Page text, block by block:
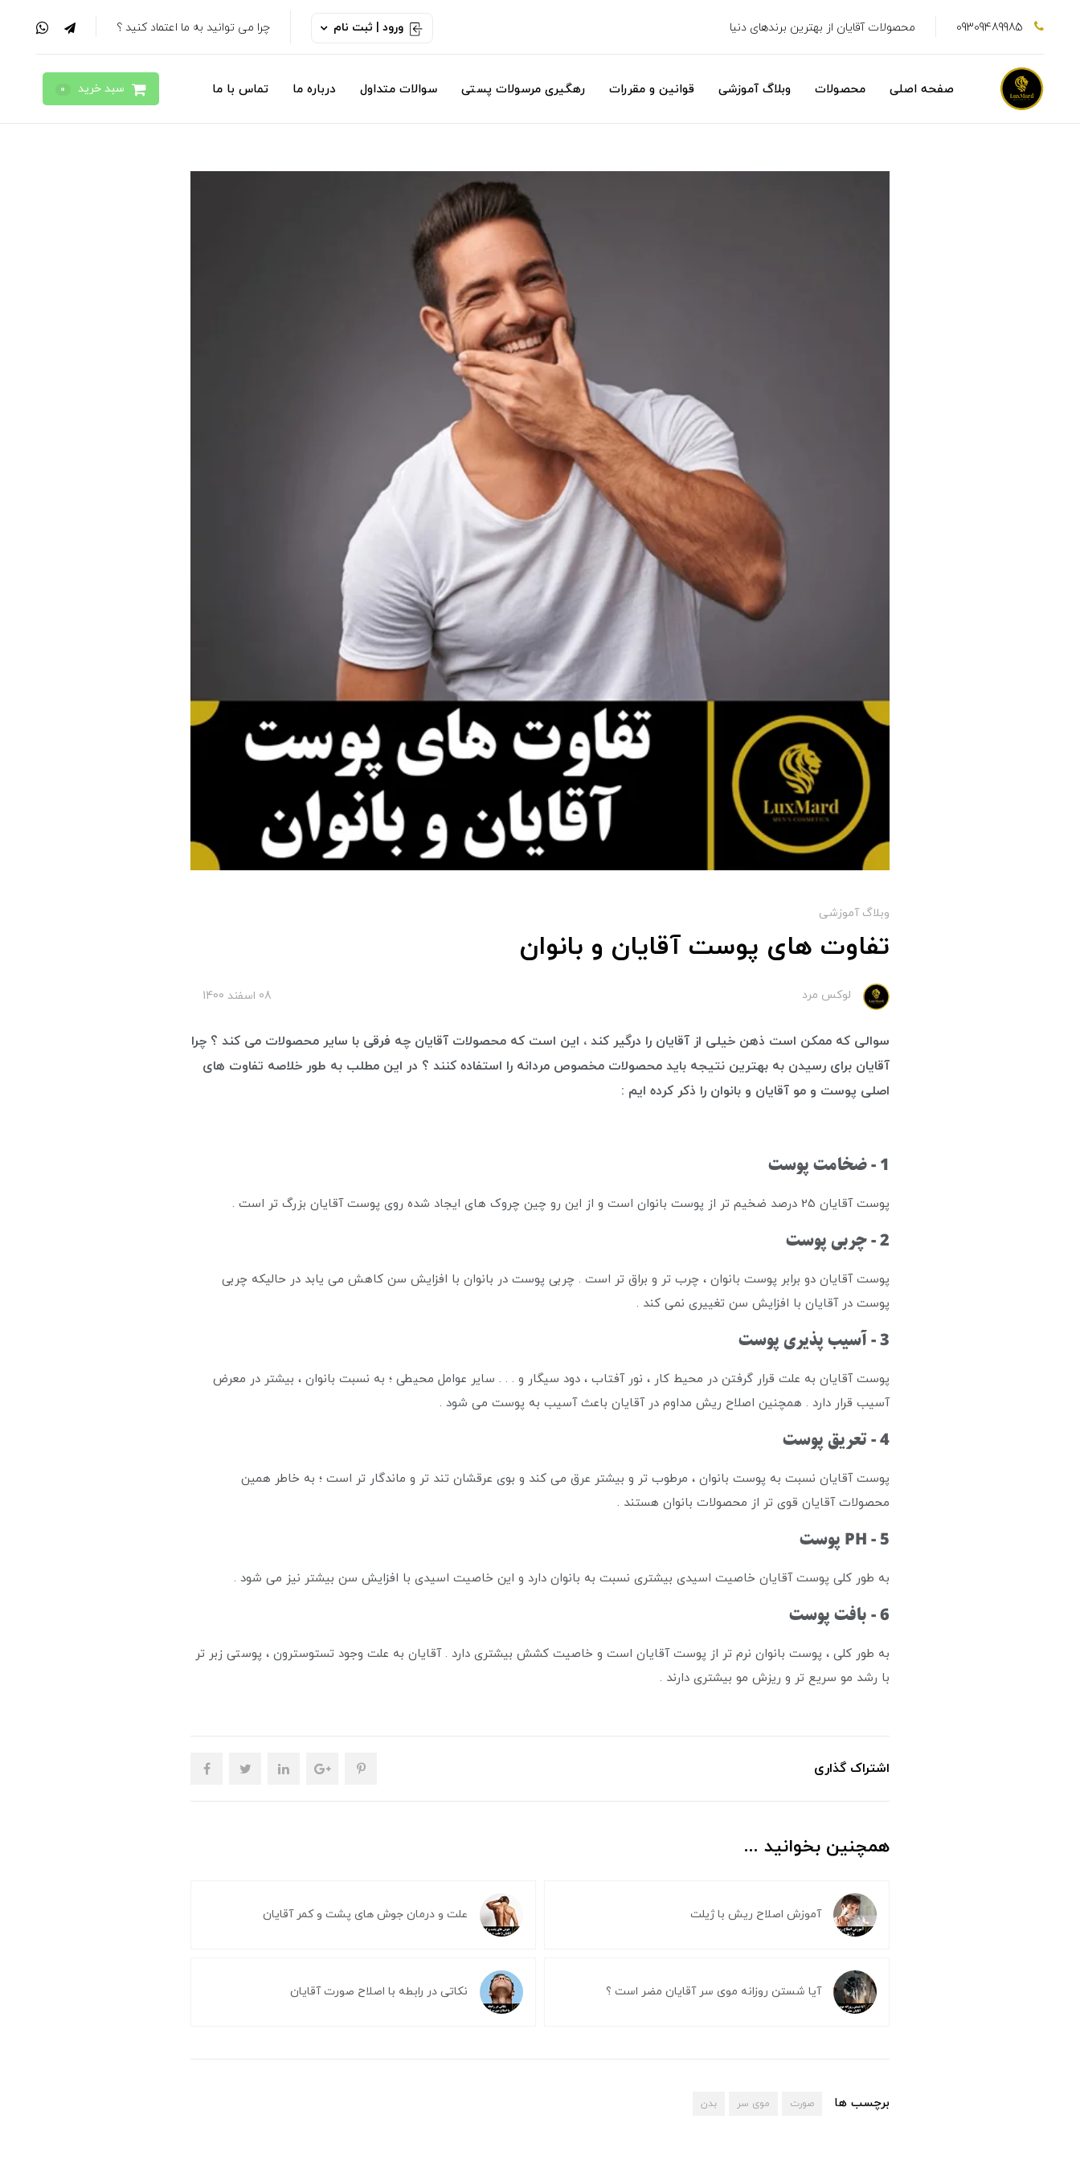
09309489985 محصولات آقایان از بهترین برندهای دنیا ورود | ثبت نام چرا می توانید به ما اعتماد کنید ؟
صفحه اصلی محصولات وبلاگ آموزشی قوانین و مقررات رهگیری مرسولات پستی سوالات متداول درباره ما تماس با ما سبد خرید 0
وبلاگ آموزشی
تفاوت های پوست آقایان و بانوان
لوکس مرد 08 اسفند 1400
سوالی که ممکن است ذهن خیلی از آقایان را درگیر کند ، این است که محصولات آقایان چه فرقی با سایر محصولات می کند ؟ چرا
آقایان برای رسیدن به بهترین نتیجه باید محصولات مخصوص مردانه را استفاده کنند ؟ در این مطلب به طور خلاصه تفاوت های
اصلی پوست و مو آقایان و بانوان را ذکر کرده ایم :
1- ضخامت پوست
پوست آقایان 25 درصد ضخیم تر از پوست بانوان است و از این رو چین چروک های ایجاد شده روی پوست آقایان بزرگ تر است .
2 - چربی پوست
پوست آقایان دو برابر پوست بانوان ، چرب تر و براق تر است . چربی پوست در بانوان با افزایش سن کاهش می یابد در حالیکه چربی
پوست در آقایان با افزایش سن تغییری نمی کند .
3 - آسیب پذیری پوست
پوست آقایان به علت قرار گرفتن در محیط کار ، نور آفتاب ، دود سیگار و . . . سایر عوامل محیطی ؛ به نسبت بانوان ، بیشتر در معرض
آسیب قرار دارد . همچنین اصلاح ریش مداوم در آقایان باعث آسیب به پوست می شود .
4 - تعریق پوست
پوست آقایان نسبت به پوست بانوان ، مرطوب تر و بیشتر عرق می کند و بوی عرقشان تند تر و ماندگار تر است ؛ به خاطر همین
محصولات آقایان قوی تر از محصولات بانوان هستند .
5 - PH پوست
به طور کلی پوست آقایان خاصیت اسیدی بیشتری نسبت به بانوان دارد و این خاصیت اسیدی با افزایش سن بیشتر نیز می شود .
6 - بافت پوست
به طور کلی ، پوست بانوان نرم تر از پوست آقایان است و خاصیت کشش بیشتری دارد . آقایان به علت وجود تستوسترون ، پوستی زبر تر
با رشد مو سریع تر و ریزش مو بیشتری دارند .
اشتراک گذاری
همچنین بخوانید ...
آموزش اصلاح ریش با ژیلت علت و درمان جوش های پشت و کمر آقایان
آیا شستن روزانه موی سر آقایان مضر است ؟ نکاتی در رابطه با اصلاح صورت آقایان
برچسب ها صورت موی سر بدن